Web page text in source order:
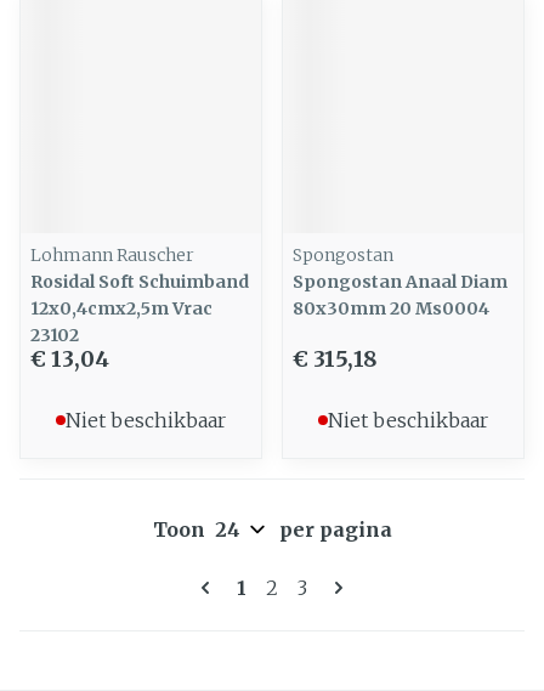
Lohmann Rauscher
Rosidal Soft Schuimband
12x0,4cmx2,5m Vrac
23102
€ 13,04
Niet beschikbaar
Spongostan
Spongostan Anaal Diam
80x30mm 20 Ms0004
€ 315,18
Niet beschikbaar
Pagina's
U lees momenteel pagina
1 Pagina
2 Pagina
3
Toon per pagina